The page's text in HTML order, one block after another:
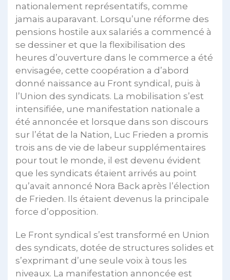
nationalement représentatifs, comme
jamais auparavant. Lorsqu’une réforme des
pensions hostile aux salariés a commencé à
se dessiner et que la flexibilisation des
heures d’ouverture dans le commerce a été
envisagée, cette coopération a d’abord
donné naissance au Front syndical, puis à
l’Union des syndicats. La mobilisation s’est
intensifiée, une manifestation nationale a
été annoncée et lorsque dans son discours
sur l’état de la Nation, Luc Frieden a promis
trois ans de vie de labeur supplémentaires
pour tout le monde, il est devenu évident
que les syndicats étaient arrivés au point
qu’avait annoncé Nora Back après l’élection
de Frieden. Ils étaient devenus la principale
force d’opposition.
Le Front syndical s’est transformé en Union
des syndicats, dotée de structures solides et
s’exprimant d’une seule voix à tous les
niveaux. La manifestation annoncée est